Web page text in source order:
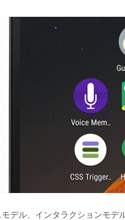
デル、インタラクションモデ